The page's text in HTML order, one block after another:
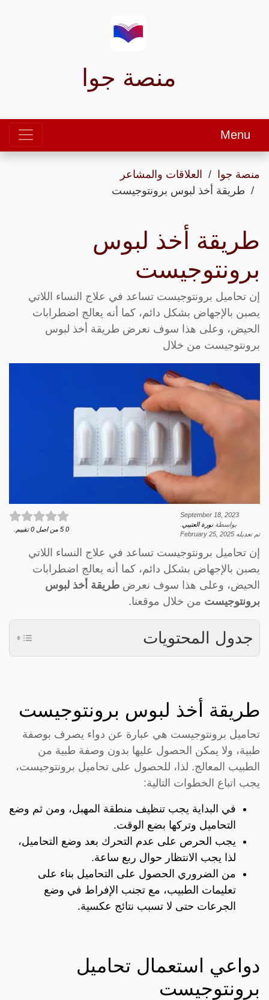
منصة جوا
Menu
منصة جوا
العلاقات والمشاعر
طريقة أخذ لبوس برونتوجيست
طريقة أخذ لبوس
برونتوجيست
إن تحاميل برونتوجيست تساعد في علاج النساء اللاتي
يصبن بالإجهاض بشكل دائم، كما أنه يعالج اضطرابات
الحيض، وعلى هذا سوف نعرض طريقة أخذ لبوس
برونتوجيست من خلال
September 18, 2023
بواسطةنورة العتيبي
تم تعديله February 25, 2025
0
5 من اصل 0 تقييم.
إن تحاميل برونتوجيست تساعد في علاج النساء اللاتي
يصبن بالإجهاض بشكل دائم، كما أنه يعالج اضطرابات
الحيض، وعلى هذا سوف نعرض طريقة أخذ لبوس
برونتوجيست من خلال موقعنا.
جدول المحتويات
طريقة أخذ لبوس برونتوجيست
تحاميل برونتوجيست هي عبارة عن دواء يصرف بوصفة
طبية، ولا يمكن الحصول عليها بدون وصفة طبية من
الطبيب المعالج. لذا، للحصول على تحاميل برونتوجيست،
يجب اتباع الخطوات التالية:
في البداية يجب تنظيف منطقة المهبل، ومن ثم وضع
التحاميل وتركها بضع الوقت.
يجب الحرص على عدم التحرك بعد وضع التحاميل،
لذا يجب الانتظار حوال ربع ساعة.
من الضروري الحصول على التحاميل بناء على
تعليمات الطبيب، مع تجنب الإفراط في وضع
الجرعات حتى لا تسبب نتائج عكسية.
دواعي استعمال تحاميل
برونتوجيست